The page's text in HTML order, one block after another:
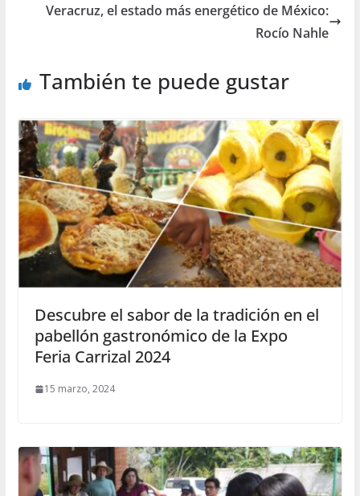
Veracruz, el estado más energético de México:
Rocío Nahle
También te puede gustar
Descubre el sabor de la tradición en el
pabellón gastronómico de la Expo
Feria Carrizal 2024
15 marzo, 2024